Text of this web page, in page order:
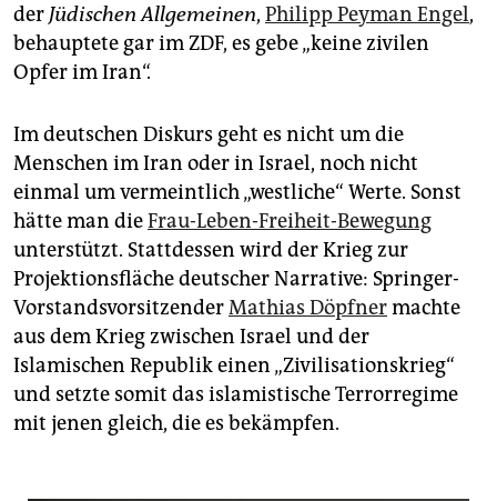
der Jüdischen Allgemeinen, Philipp Peyman Engel,
behauptete gar im ZDF, es gebe „keine zivilen
Opfer im Iran“.
Im deutschen Diskurs geht es nicht um die
Menschen im Iran oder in Israel, noch nicht
einmal um vermeintlich „westliche“ Werte. Sonst
hätte man dieFrau-Leben-Freiheit-Bewegung
unterstützt. Stattdessen wird der Krieg zur
Projektionsfläche deutscher Narrative: Springer-
VorstandsvorsitzenderMathias Döpfnermachte
aus dem Krieg zwischen Israel und der
Islamischen Republik einen „Zivilisationskrieg“
und setzte somit das islamistische Terrorregime
mit jenen gleich, die es bekämpfen.